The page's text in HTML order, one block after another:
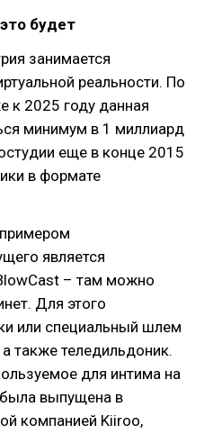
будет
занимается
реальности. По
к 2025 году данная
минимум в 1 миллиард
еще в конце 2015
в формате
является
– там можно
Для этого
или специальный шлем
также теледильдоник.
для интима на
была выпущена в
компанией Kiiroo,